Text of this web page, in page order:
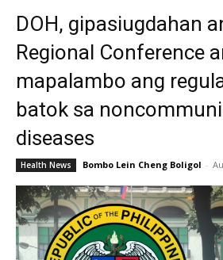
DOH, gipasiugdahan
Regional Conference
mapalambo ang
batok sa
diseases
Health News Bombo Lein Cheng Boligol -